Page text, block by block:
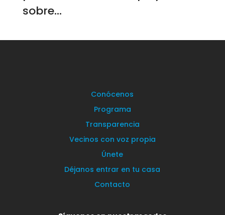
sobre...
Conócenos
Programa
Transparencia
Vecinos con voz propia
Únete
Déjanos entrar en tu casa
Contacto